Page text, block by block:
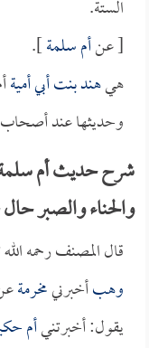
الستة.
[ عنأم سلمة].
هيهند بنت أبي أمية
وحديثها عند
شرح حديث أم سلمة
والحناء والصبر
قال المصنف رحمه
وهبأخبرنيمخرمة
يقول: أخبرتنيأم